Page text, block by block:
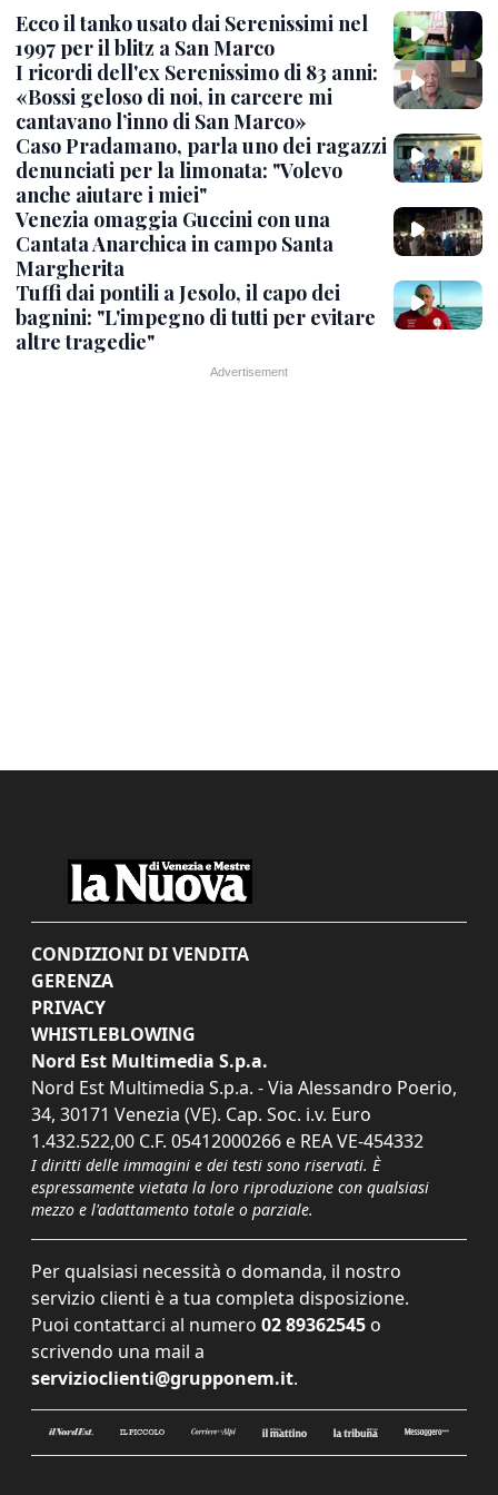
Ecco il tanko usato dai Serenissimi nel
1997 per il blitz a San Marco
I ricordi dell'ex Serenissimo di 83 anni:
«Bossi geloso di noi, in carcere mi
cantavano l’inno di San Marco»
Caso Pradamano, parla uno dei ragazzi
denunciati per la limonata: "Volevo
anche aiutare i miei"
Venezia omaggia Guccini con una
Cantata Anarchica in campo Santa
Margherita
Tuffi dai pontili a Jesolo, il capo dei
bagnini: "L'impegno di tutti per evitare
altre tragedie"
CONDIZIONI DI VENDITA
GERENZA
PRIVACY
WHISTLEBLOWING
Nord Est Multimedia S.p.a.
Nord Est Multimedia S.p.a. - Via Alessandro Poerio,
34, 30171 Venezia (VE). Cap. Soc. i.v. Euro
1.432.522,00 C.F. 05412000266 e REA VE-454332
I diritti delle immagini e dei testi sono riservati. È
espressamente vietata la loro riproduzione con qualsiasi
mezzo e l'adattamento totale o parziale.
Per qualsiasi necessità o domanda, il nostro
servizio clienti è a tua completa disposizione.
Puoi contattarci al numero 02 89362545 o
scrivendo una mail a
servizioclienti@grupponem.it.